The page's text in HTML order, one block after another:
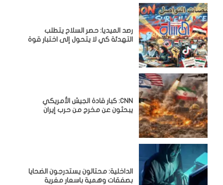
رصد الميديا: حصر السلاح يتطلب
التهدئة كي لا يتحول إلى اختبار قوة
CNN: كبار قادة الجيش الأمريكي
يبحثون عن مخرج من حرب إيران
الداخلية: محتالون يستدرجون الضحايا
بصفقات وهمية باسعار مغرية